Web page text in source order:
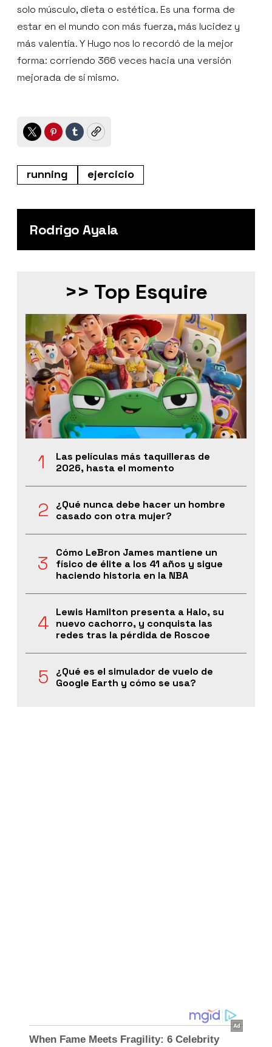
solo músculo, dieta o estética. Es una forma de
estar en el mundo con más fuerza, más lucidez y
más valentía. Y Hugo nos lo recordó de la mejor
forma: corriendo 366 veces hacia una versión
mejorada de sí mismo.
TwitterPinterest
TumblrCopy
running ejercicio
Rodrigo Ayala
>> Top Esquire
Las películas más taquilleras de
2026, hasta el momento
¿Qué nunca debe hacer un hombre
casado con otra mujer?
Cómo LeBron James mantiene un
físico de élite a los 41 años y sigue
haciendo historia en la NBA
Lewis Hamilton presenta a Halo, su
nuevo cachorro, y conquista las
redes tras la pérdida de Roscoe
¿Qué es el simulador de vuelo de
Google Earth y cómo se usa?